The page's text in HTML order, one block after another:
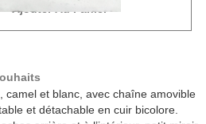
Ajouter Au Panier
camel et blanc, avec chaîne amovible
et détachable en cuir bicolore.